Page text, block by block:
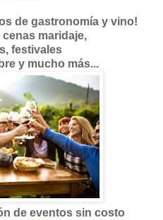
de gastronomía y vino!
maridaje,
festivales
y mucho más...
de eventos sin costo